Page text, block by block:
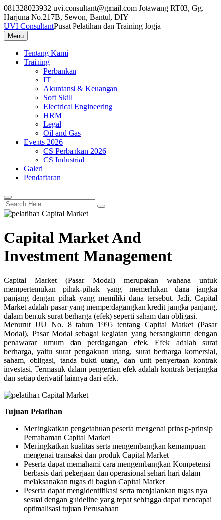
Skip
to
content
081328023932 uvi.consultant@gmail.com Jotawang RT03, Gg.
Harjuna No.217B, Sewon, Bantul, DIY
UVI ConsultantPusat Pelatihan dan Training Jogja
Menu
Tentang Kami
Training
Perbankan
IT
Akuntansi & Keuangan
Soft Skill
Electrical Engineering
HRM
Legal
Oil and Gas
Events 2026
CS Perbankan 2026
CS Industrial
Galeri
Pendaftaran
Capital Market And
Investment Management
Capital Market (Pasar Modal) merupakan wahana untuk
mempertemukan pihak-pihak yang memerlukan dana jangka
panjang dengan pihak yang memiliki dana tersebut. Jadi, Capital
Market adalah pasar yang memperdagangkan kredit jangka panjang,
dalam bentuk surat berharga (efek) seperti saham dan obligasi.
Menurut UU No. 8 tahun 1995 tentang Capital Market (Pasar
Modal), Pasar Modal sebagai kegiatan yang bersangkutan dengan
penawaran umum dan perdagangan efek. Efek adalah surat
berharga, yaitu surat pengakuan utang, surat berharga komersial,
saham, obligasi, tanda bukti utang, dan unit penyertaan kontrak
investasi. Termasuk dalam pengertian efek adalah kontrak berjangka
dan setiap derivatif lainnya dari efek.
Tujuan Pelatihan
Meningkatkan pengetahuan peserta mengenai prinsip-prinsip
Pemahaman Capital Market
Meningkatkan kualitas serta mengembangkan kemampuan
mengenai transaksi dan produk Capital Market
Peserta dapat memahami cara mengembangkan Kompetensi
berbasis dari pekerjaan dan operasional sehari hari dalam
melaksanakan tugas di bagian Capital Market
Peserta dapat mengidentifikasi serta menjalankan tugas nya
sesuai dengan guideline yang tepat sehingga dapat mencapai
optimalisasi tujuan Perusahaan